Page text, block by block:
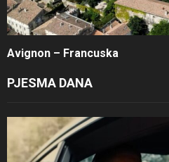
Avignon – Francuska
PJESMA DANA